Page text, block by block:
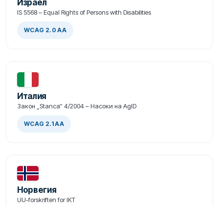
Израел
IS 5568 – Equal Rights of Persons with Disabilities
WCAG 2.0 AA
Италия
Закон „Stanca“ 4/2004 – Насоки на AgID
WCAG 2.1 AA
Норвегия
UU-forskriften for IKT